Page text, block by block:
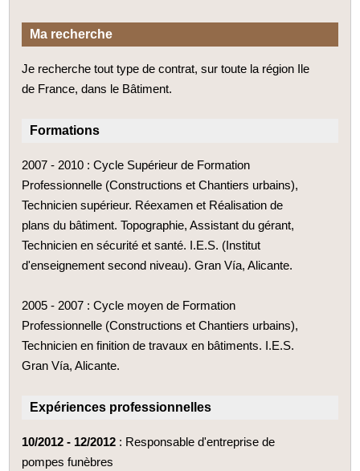
Ma recherche
Je recherche tout type de contrat, sur toute la région Ile
de France, dans le Bâtiment.
Formations
2007 - 2010 : Cycle Supérieur de Formation
Professionnelle (Constructions et Chantiers urbains),
Technicien supérieur. Réexamen et Réalisation de
plans du bâtiment. Topographie, Assistant du gérant,
Technicien en sécurité et santé. I.E.S. (Institut
d'enseignement second niveau). Gran Vía, Alicante.
2005 - 2007 : Cycle moyen de Formation
Professionnelle (Constructions et Chantiers urbains),
Technicien en finition de travaux en bâtiments. I.E.S.
Gran Vía, Alicante.
Expériences professionnelles
10/2012 - 12/2012 : Responsable d'entreprise de
pompes funèbres